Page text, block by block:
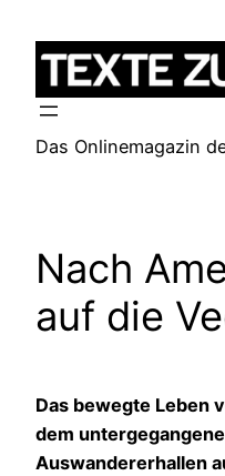
Inhalt
springen
Das Onlinemagazin
Nach
auf die
Das bewegte Leben
dem
Auswandererhallen